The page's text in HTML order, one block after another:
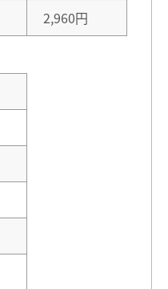
い
り組み
取り組みについて
2,960円